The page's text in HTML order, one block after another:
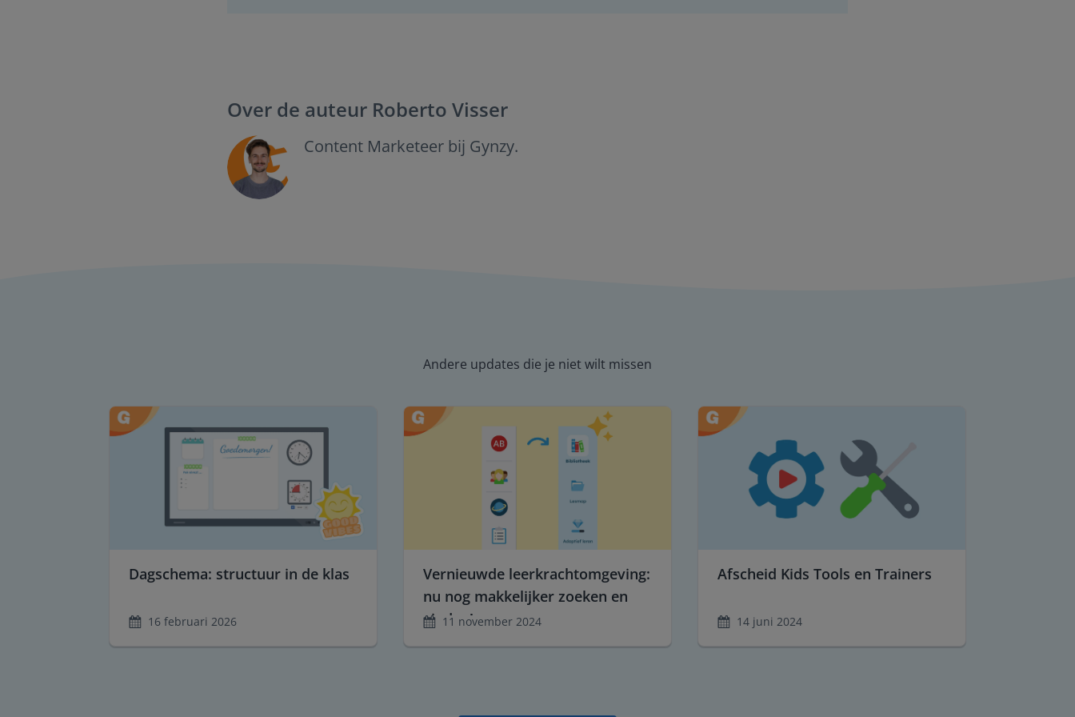
Over de auteur Roberto Visser
Content Marketeer bij Gynzy.
Andere updates die je niet wilt missen
Dagschema: structuur in de klas
16 februari 2026
Vernieuwde leerkrachtomgeving:
nu nog makkelijker zoeken en
vinden!
11 november 2024
Afscheid Kids Tools en Trainers
14 juni 2024